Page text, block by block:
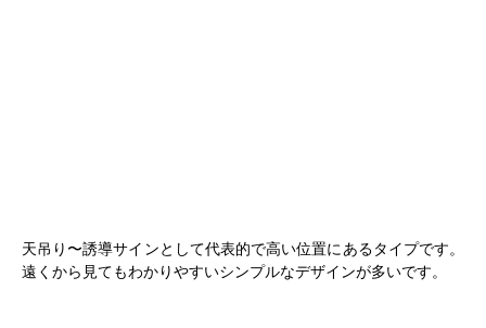
天吊り〜誘導サインとして代表的で高い位置にあるタイプです。
遠くから見てもわかりやすいシンプルなデザインが多いです。